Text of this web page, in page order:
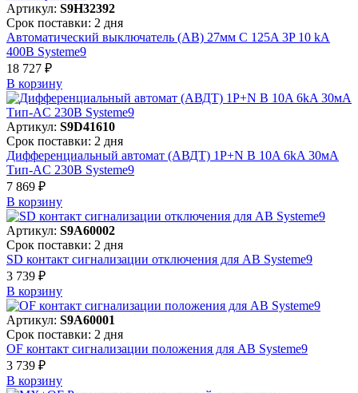
Артикул: S9H32392
Срок поставки: 2 дня
Автоматический выключатель (АВ) 27мм C 125A 3P 10 kA
400В Systeme9
18 727 ₽
В корзинy
Артикул: S9D41610
Срок поставки: 2 дня
Дифференциальный автомат (АВДТ) 1P+N B 10A 6kA 30мА
Тип-AC 230В Systeme9
7 869 ₽
В корзинy
Артикул: S9A60002
Срок поставки: 2 дня
SD контакт сигнализации отключения для АВ Systeme9
3 739 ₽
В корзинy
Артикул: S9A60001
Срок поставки: 2 дня
OF контакт сигнализации положения для АВ Systeme9
3 739 ₽
В корзинy